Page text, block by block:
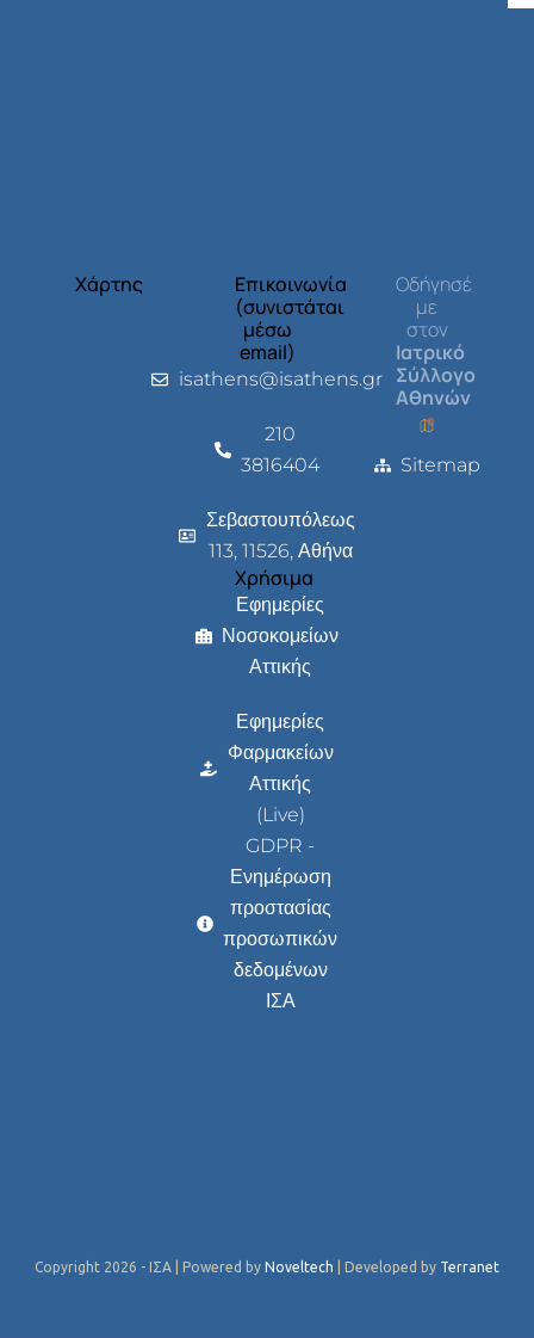
Χάρτης
Επικοινωνία
(συνιστάται
μέσω
email)
isathens@isathens.gr
210
3816404
Σεβαστουπόλεως
113, 11526, Αθήνα
Χρήσιμα
Εφημερίες
Νοσοκομείων
Αττικής
Εφημερίες
Φαρμακείων
Αττικής
(Live)
GDPR -
Ενημέρωση
προστασίας
προσωπικών
δεδομένων
ΙΣΑ
Οδήγησέ
με
στον
Ιατρικό
Σύλλογο
Αθηνών
Sitemap
Copyright 2026 - ΙΣΑ | Powered by Noveltech | Developed by Terranet